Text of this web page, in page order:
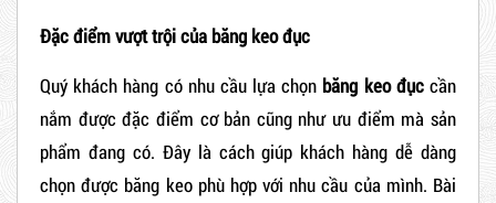
Đặc điểm vượt trội của băng keo đục
Quý khách hàng có nhu cầu lựa chọn băng keo đụccần
nắm được đặc điểm cơ bản cũng như ưu điểm mà sản
phẩm đang có. Đây là cách giúp khách hàng dễ dàng
chọn được băng keo phù hợp với nhu cầu của mình. Bài